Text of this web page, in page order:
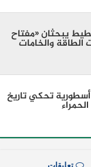
يبحثان «مفتاح
الطاقة والخامات
تحكي تاريخ
تعليقات